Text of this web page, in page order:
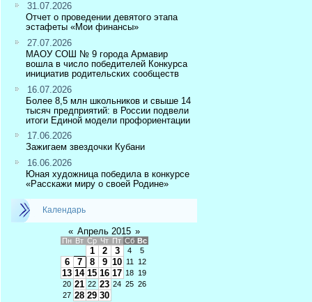
31.07.2026
Отчет о проведении девятого этапа
эстафеты «Мои финансы»
27.07.2026
МАОУ СОШ № 9 города Армавир
вошла в число победителей Конкурса
инициатив родительских сообществ
16.07.2026
Более 8,5 млн школьников и свыше 14
тысяч предприятий: в России подвели
итоги Единой модели профориентации
17.06.2026
Зажигаем звездочки Кубани
16.06.2026
Юная художница победила в конкурсе
«Расскажи миру о своей Родине»
Календарь
« Апрель 2015 »
Пн Вт Ср Чт Пт Сб Вс
1 2 3 4 5
6 7 8 9 10 11 12
13 14 15 16 17 18 19
20 21 22 23 24 25 26
27 28 29 30